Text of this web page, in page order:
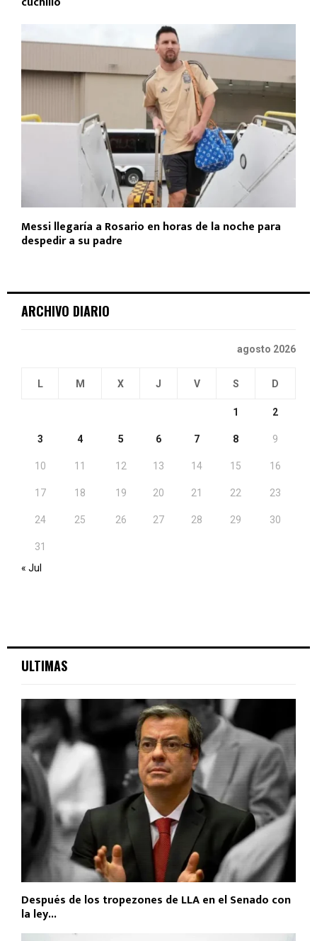
Messi llegaría a Rosario en horas de la noche para
despedir a su padre
ARCHIVO DIARIO
agosto 2026
L M X J V S D
1 2
3 4 5 6 7 8 9
10 11 12 13 14 15 16
17 18 19 20 21 22 23
24 25 26 27 28 29 30
31
« Jul
ULTIMAS
Después de los tropezones de LLA en el Senado con
la ley...